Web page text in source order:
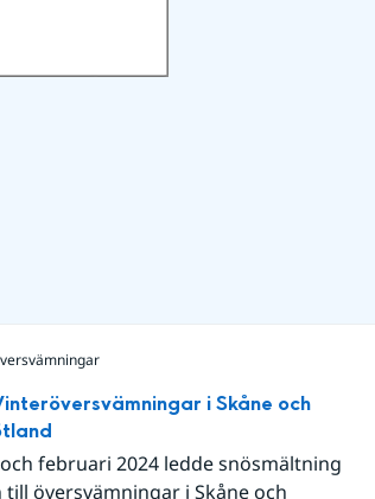
i Skåne och
februari 2024 ledde snösmältning
översvämningar i Skåne och